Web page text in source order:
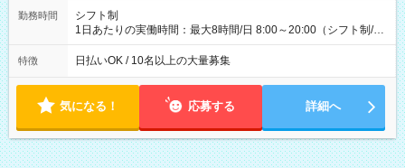
勤務時間
シフト制
1日あたりの実働時間：最大8時間/日 8:00～20:00（シフト制/実
働8時間） ※週5日勤務（場所次第では週4も有り） ※配達状況
によって時間外での勤務可能性有り ※案件により多少の前後あ
特徴 日払いOK / 10名以上の大量募集
気になる！ 応募する 詳細へ